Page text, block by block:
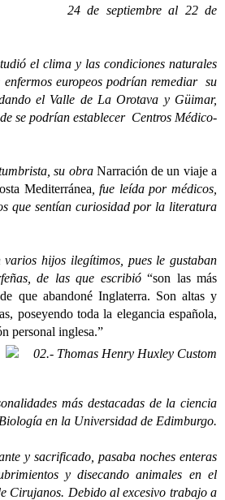
24 de septiembre al 22 de
el clima y las condiciones naturales
enfermos europeos podrían remediar su
el Valle de La Orotava y Güimar,
se podrían establecer Centros Médico-
su obra Narración de un viaje a
Mediterránea , fue leída por médicos,
que sentían curiosidad por la literatura
hijos ilegítimos, pues le gustaban
de las que escribió “son las más
que abandoné Inglaterra. Son altas y
poseyendo toda la elegancia española,
personal inglesa.”
más destacadas de la ciencia
en la Universidad de Edimburgo.
sacrificado, pasaba noches enteras
y disecando animales en el
Cirujanos. Debido al excesivo trabajo a